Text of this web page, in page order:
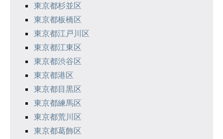
東京都杉並区
東京都板橋区
東京都江戸川区
東京都江東区
東京都渋谷区
東京都港区
東京都目黒区
東京都練馬区
東京都荒川区
東京都葛飾区